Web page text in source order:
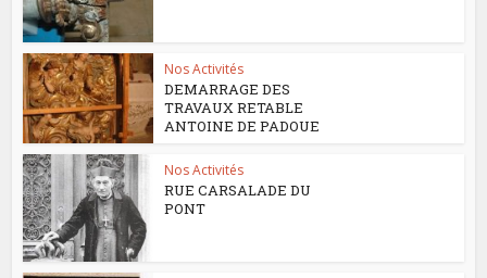
Nos Activités
DEMARRAGE DES
TRAVAUX RETABLE
ANTOINE DE PADOUE
Nos Activités
RUE CARSALADE DU
PONT